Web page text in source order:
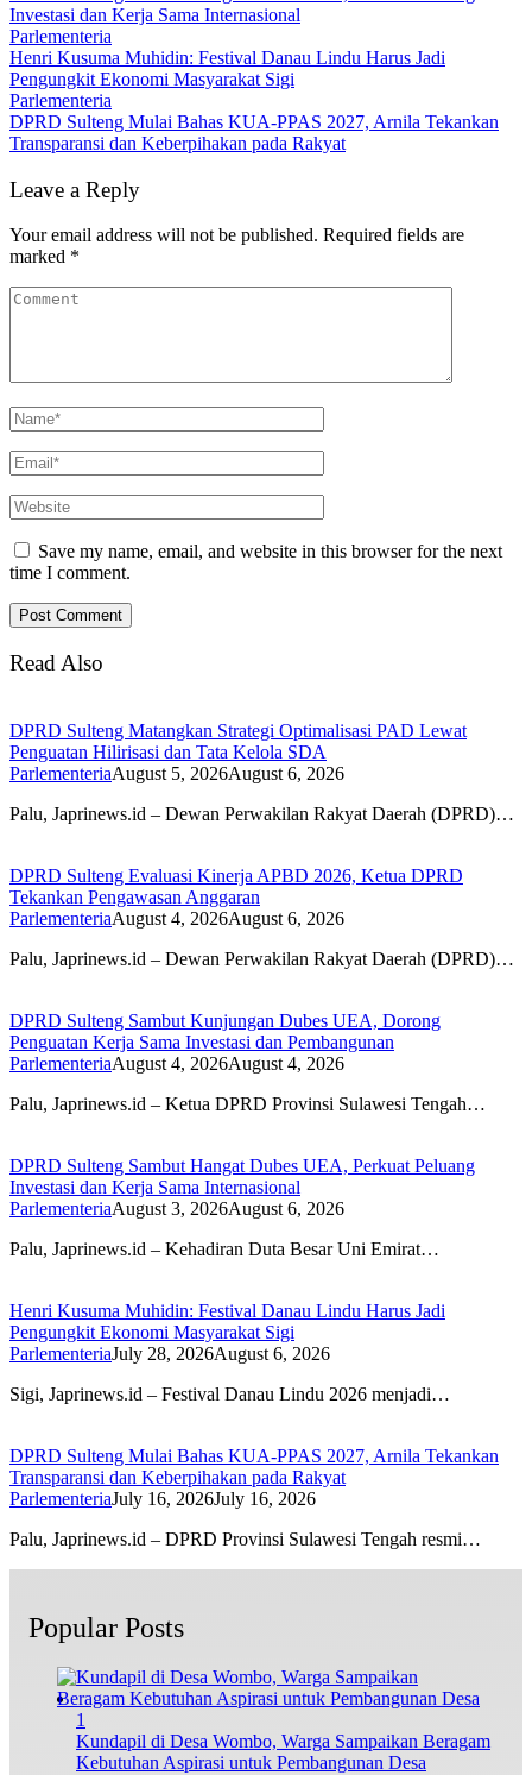
Investasi dan Kerja Sama Internasional
Parlementeria
Henri Kusuma Muhidin: Festival Danau Lindu Harus Jadi
Pengungkit Ekonomi Masyarakat Sigi
Parlementeria
DPRD Sulteng Mulai Bahas KUA-PPAS 2027, Arnila Tekankan
Transparansi dan Keberpihakan pada Rakyat
Leave a Reply
Your email address will not be published. Required fields are
marked *
Save my name, email, and website in this browser for the next
time I comment.
Read Also
DPRD Sulteng Matangkan Strategi Optimalisasi PAD Lewat
Penguatan Hilirisasi dan Tata Kelola SDA
ParlementeriaAugust 5, 2026August 6, 2026
Palu, Japrinews.id – Dewan Perwakilan Rakyat Daerah (DPRD)…
DPRD Sulteng Evaluasi Kinerja APBD 2026, Ketua DPRD
Tekankan Pengawasan Anggaran
ParlementeriaAugust 4, 2026August 6, 2026
Palu, Japrinews.id – Dewan Perwakilan Rakyat Daerah (DPRD)…
DPRD Sulteng Sambut Kunjungan Dubes UEA, Dorong
Penguatan Kerja Sama Investasi dan Pembangunan
ParlementeriaAugust 4, 2026August 4, 2026
Palu, Japrinews.id – Ketua DPRD Provinsi Sulawesi Tengah…
DPRD Sulteng Sambut Hangat Dubes UEA, Perkuat Peluang
Investasi dan Kerja Sama Internasional
ParlementeriaAugust 3, 2026August 6, 2026
Palu, Japrinews.id – Kehadiran Duta Besar Uni Emirat…
Henri Kusuma Muhidin: Festival Danau Lindu Harus Jadi
Pengungkit Ekonomi Masyarakat Sigi
ParlementeriaJuly 28, 2026August 6, 2026
Sigi, Japrinews.id – Festival Danau Lindu 2026 menjadi…
DPRD Sulteng Mulai Bahas KUA-PPAS 2027, Arnila Tekankan
Transparansi dan Keberpihakan pada Rakyat
ParlementeriaJuly 16, 2026July 16, 2026
Palu, Japrinews.id – DPRD Provinsi Sulawesi Tengah resmi…
Popular Posts
1
Kundapil di Desa Wombo, Warga Sampaikan Beragam
Kebutuhan Aspirasi untuk Pembangunan Desa